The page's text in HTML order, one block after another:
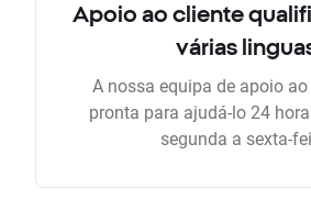
Apoio ao cliente
várias
A nossa equipa de apoio
pronta para ajudá-lo 24
segunda a sexta-